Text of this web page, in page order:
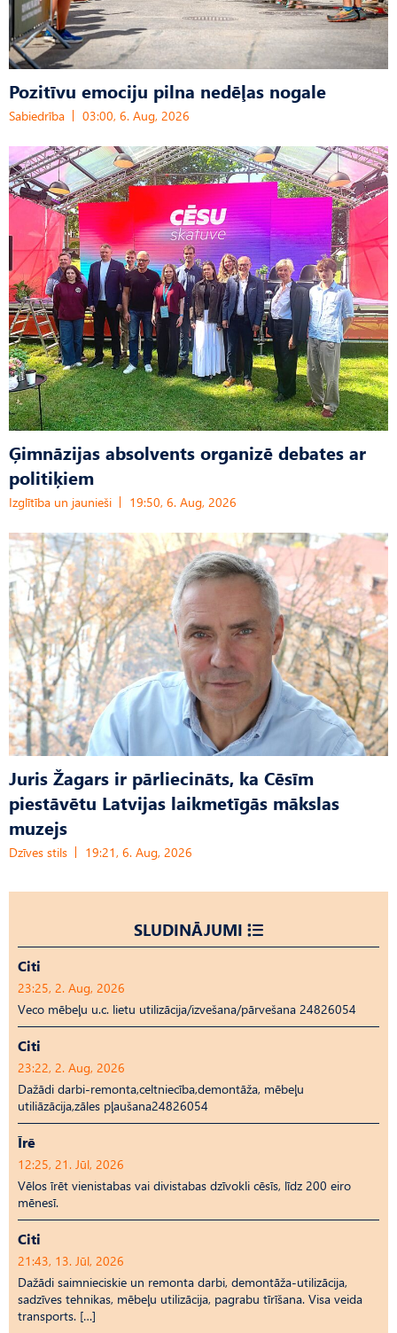
Pozitīvu emociju pilna nedēļas nogale
Sabiedrība 03:00, 6. Aug, 2026
Ģimnāzijas absolvents organizē debates ar
politiķiem
Izglītība un jaunieši 19:50, 6. Aug, 2026
Juris Žagars ir pārliecināts, ka Cēsīm
piestāvētu Latvijas laikmetīgās mākslas
muzejs
Dzīves stils 19:21, 6. Aug, 2026
SLUDINĀJUMI
Citi
23:25, 2. Aug, 2026
Veco mēbeļu u.c. lietu utilizācija/izvešana/pārvešana 24826054
Citi
23:22, 2. Aug, 2026
Dažādi darbi-remonta,celtniecība,demontāža, mēbeļu
utiliāzācija,zāles pļaušana24826054
Īrē
12:25, 21. Jūl, 2026
Vēlos īrēt vienistabas vai divistabas dzīvokli cēsīs, līdz 200 eiro
mēnesī.
Citi
21:43, 13. Jūl, 2026
Dažādi saimnieciskie un remonta darbi, demontāža-utilizācija,
sadzīves tehnikas, mēbeļu utilizācija, pagrabu tīrīšana. Visa veida
transports. […]